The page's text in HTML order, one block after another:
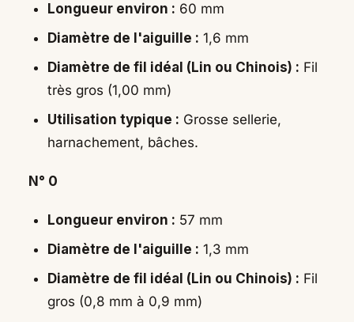
Longueur environ : 60 mm
Diamètre de l'aiguille : 1,6 mm
Diamètre de fil idéal (Lin ou Chinois) : Fil
très gros (1,00 mm)
Utilisation typique : Grosse sellerie,
harnachement, bâches.
N° 0
Longueur environ : 57 mm
Diamètre de l'aiguille : 1,3 mm
Diamètre de fil idéal (Lin ou Chinois) : Fil
gros (0,8 mm à 0,9 mm)